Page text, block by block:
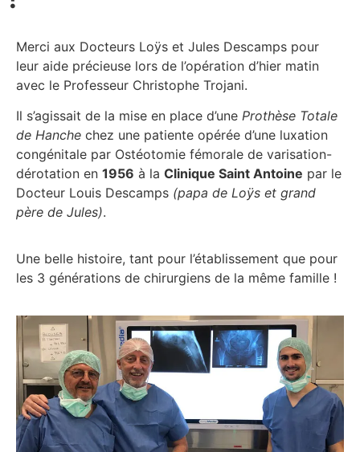
Merci aux Docteurs Loÿs et Jules Descamps pour
leur aide précieuse lors de l’opération d’hier matin
avec le Professeur Christophe Trojani.
Il s’agissait de la mise en place d’une Prothèse Totale
de Hanche chez une patiente opérée d’une luxation
congénitale par Ostéotomie fémorale de varisation-
dérotation en 1956 à la Clinique Saint Antoine par le
Docteur Louis Descamps (papa de Loÿs et grand
père de Jules).
Une belle histoire, tant pour l’établissement que pour
les 3 générations de chirurgiens de la même famille !